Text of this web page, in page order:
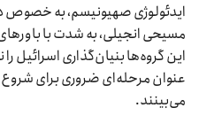
ایدئولوژی صهیونیسم، به خصوص
مسیحی انجیلی، به شدت با
این گروه‌ها بنیان‌گذاری اسرائیل
عنوان مرحله‌ای ضروری برای
می‌بینند.